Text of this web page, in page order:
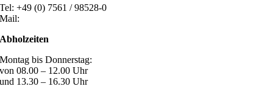
Tel: +49 (0) 7561 / 98528-0
Mail:
Abholzeiten
Montag bis Donnerstag:
von 08.00 – 12.00 Uhr
und 13.30 – 16.30 Uhr